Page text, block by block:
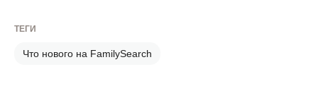
ТЕГИ
Что нового на FamilySearch